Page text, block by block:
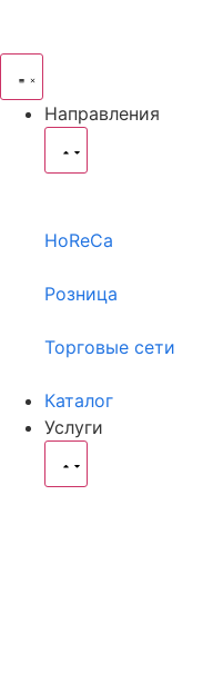
Направления
HoReCa
Розница
Торговые сети
Каталог
Услуги